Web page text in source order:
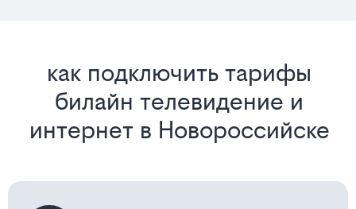
как подключить тарифы
билайн телевидение и
интернет в Новороссийске